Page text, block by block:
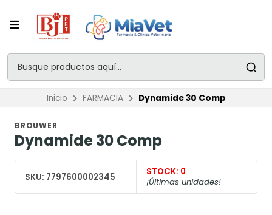
Inicio FARMACIA Dynamide 30 Comp
BROUWER
Dynamide 30 Comp
SKU: 7797600002345 STOCK: 0
¡Últimas unidades!